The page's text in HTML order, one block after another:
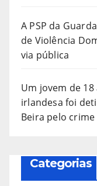
A PSP da
de Violência
via pública
Um jovem de
irlandesa foi
Beira pelo
Categorias